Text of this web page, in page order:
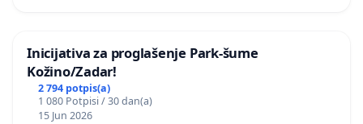
Inicijativa za proglašenje Park-šume
Kožino/Zadar!
2 794 potpis(a)
1 080 Potpisi / 30 dan(a)
15 Jun 2026